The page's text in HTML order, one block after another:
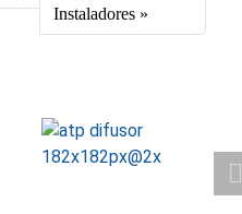
Instaladores